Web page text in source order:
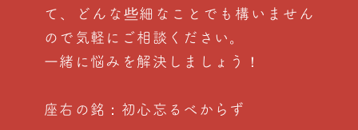
て、どんな些細なことでも構いません
ので気軽にご相談ください。
一緒に悩みを解決しましょう！
座右の銘：初心忘るべからず